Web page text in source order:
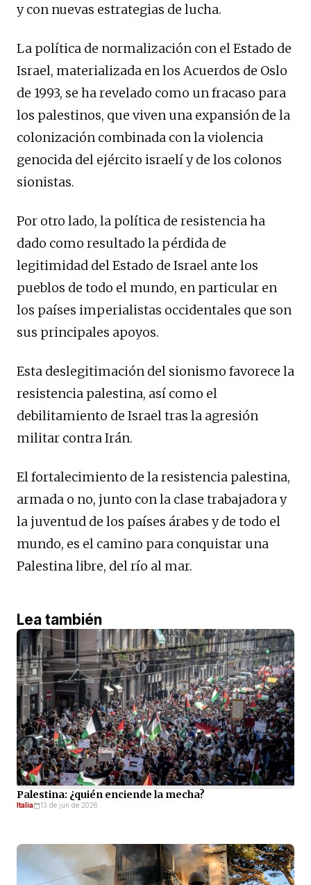
y con nuevas estrategias de lucha.
La política de normalización con el Estado de
Israel, materializada en los Acuerdos de Oslo
de 1993, se ha revelado como un fracaso para
los palestinos, que viven una expansión de la
colonización combinada con la violencia
genocida del ejército israelí y de los colonos
sionistas.
Por otro lado, la política de resistencia ha
dado como resultado la pérdida de
legitimidad del Estado de Israel ante los
pueblos de todo el mundo, en particular en
los países imperialistas occidentales que son
sus principales apoyos.
Esta deslegitimación del sionismo favorece la
resistencia palestina, así como el
debilitamiento de Israel tras la agresión
militar contra Irán.
El fortalecimiento de la resistencia palestina,
armada o no, junto con la clase trabajadora y
la juventud de los países árabes y de todo el
mundo, es el camino para conquistar una
Palestina libre, del río al mar.
Lea también
Palestina: ¿quién enciende la mecha?
Italia 13 de jun de 2026